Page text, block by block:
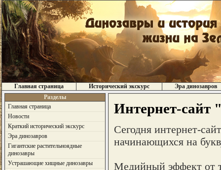
Главная страница Исторический экскурс
Эра динозавров
Разделы
Главная страница
Новости
Краткий исторический экскурс
Эра динозавров
Гигантские растительноядные
динозавры
Устрашающие хищные динозавры
Интернет-
Сегодня интернет-
начинающихся на
Медийный эффект от